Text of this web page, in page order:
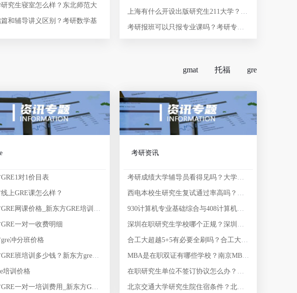
究生寝室怎么样？东北师范大
？
和辅导讲义区别？考研数学基
上海有什么开设出版研究生211大学？哪些辅导书与考研政治真题难度最接近？
考研报班可以只报专业课吗？考研专业课需要报班吗？
gmat 托福 gre
对1价目表
上GRE课怎么样？
一对一收费明细
冲分班价格
培训价格
考研资讯